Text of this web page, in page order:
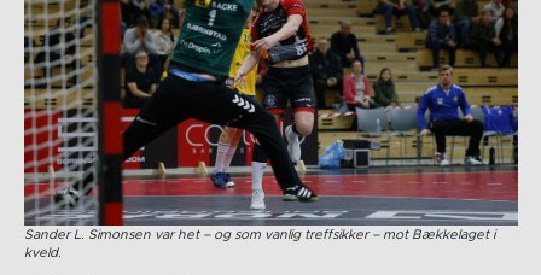
Sander L. Simonsen var het – og som vanlig treffsikker – mot Bækkelaget i
kveld.